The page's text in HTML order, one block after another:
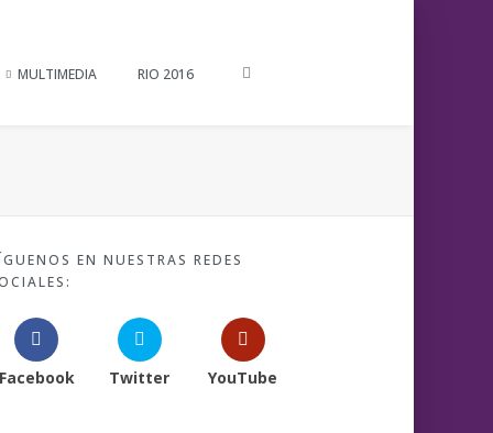
MULTIMEDIA RIO 2016
EN NUESTRAS REDES
Twitter YouTube